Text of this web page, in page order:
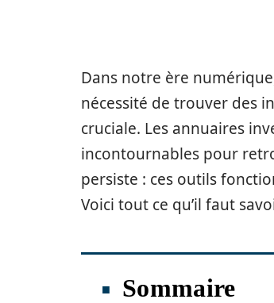
Dans notre ère
nécessité de trouver des
cruciale. Les annuaires
incontournables pour
persiste : ces outils
Voici tout ce qu’il faut
Sommaire